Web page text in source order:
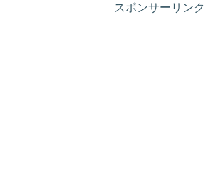
スポンサーリンク